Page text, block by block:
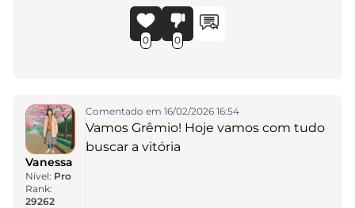
0 0
Vanessa
Nível: Pro
Rank:
29262
Comentado em 16/02/2026 16:54
Vamos Grêmio! Hoje vamos com tudo
buscar a vitória